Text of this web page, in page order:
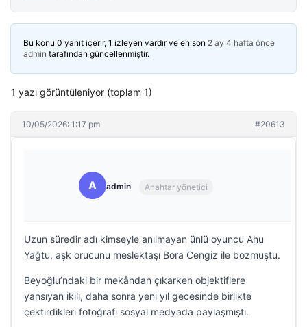
Bu konu 0 yanıt içerir, 1 izleyen vardır ve en son 2 ay 4 hafta önce
admin tarafından güncellenmiştir.
1 yazı görüntüleniyor (toplam 1)
10/05/2026: 1:17 pm #20613
A admin Anahtar yönetici
Uzun süredir adı kimseyle anılmayan ünlü oyuncu Ahu
Yağtu, aşk orucunu meslektaşı Bora Cengiz ile bozmuştu.
Beyoğlu’ndaki bir mekândan çıkarken objektiflere
yansıyan ikili, daha sonra yeni yıl gecesinde birlikte
çektirdikleri fotoğrafı sosyal medyada paylaşmıştı.